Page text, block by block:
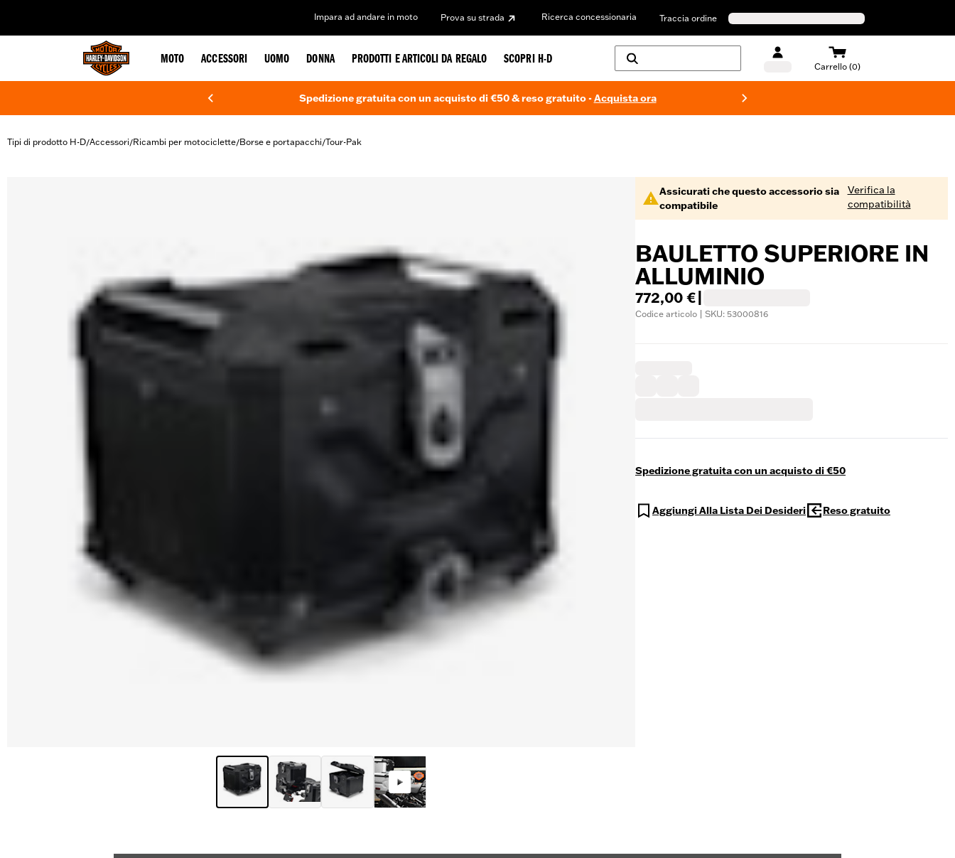
Impara ad andare in moto Prova su strada Ricerca concessionaria Traccia ordine
MOTO ACCESSORI UOMO DONNA PRODOTTI E ARTICOLI DA REGALO SCOPRI H-D
Carrello (0)
Spedizione gratuita con un acquisto di €50 & reso gratuito -Acquista ora
Tipi di prodotto H-D/Accessori/Ricambi per motociclette/Borse e portapacchi/Tour-Pak
Assicurati che questo accessorio sia
compatibile
Verifica la
compatibilità
BAULETTO SUPERIORE IN
ALLUMINIO
772,00 €
Codice articolo | SKU: 53000816
Spedizione gratuita con un acquisto di €50
Aggiungi Alla Lista Dei Desideri Reso gratuito